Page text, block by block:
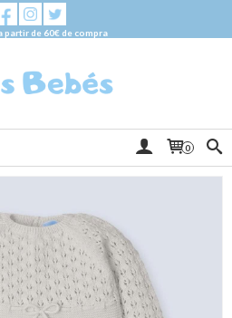
partir de 60€ de compra
0